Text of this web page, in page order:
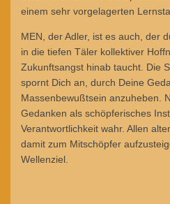
einem sehr vorgelagerten
MEN, der Adler, ist es auch, der
in die tiefen Täler kollektiver
Zukunftsangst hinab taucht. Die
spornt Dich an, durch Deine
Massenbewußtsein anzuheben.
Gedanken als schöpferisches
Verantwortlichkeit wahr. Allen
damit zum Mitschöpfer
Wellenziel.